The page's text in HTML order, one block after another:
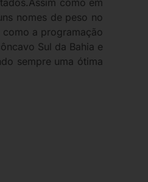
nomes de peso no
a programação
Sul da Bahia e
sempre uma ótima